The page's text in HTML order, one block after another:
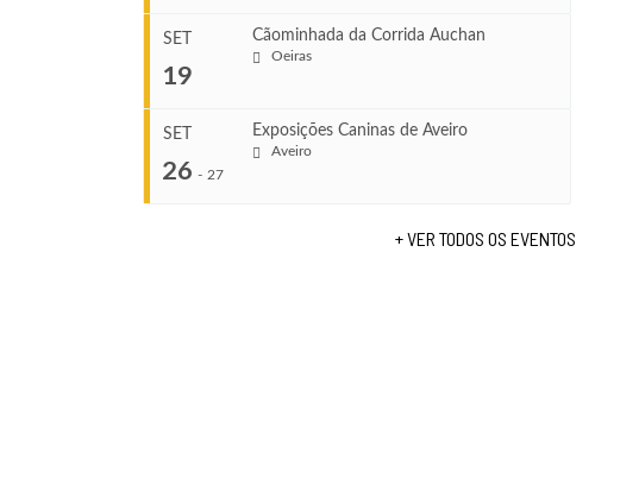
Ago 23, 2026
VENUE
Set 11, 2026
Set 12, 2026
VENUE
COMEÇA
SET
19
Cãominhada da Corrida Auchan
Oeiras
SET
26 - 27
Exposições Caninas de Aveiro
Aveiro
+ VER TODOS OS EVENTOS